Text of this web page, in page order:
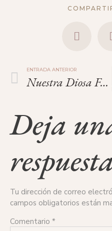
ENTRADA ANTERIOR
Nuestra Diosa Flora.
Deja
Tu dirección de correo
campos obligatorios están
Comentario *